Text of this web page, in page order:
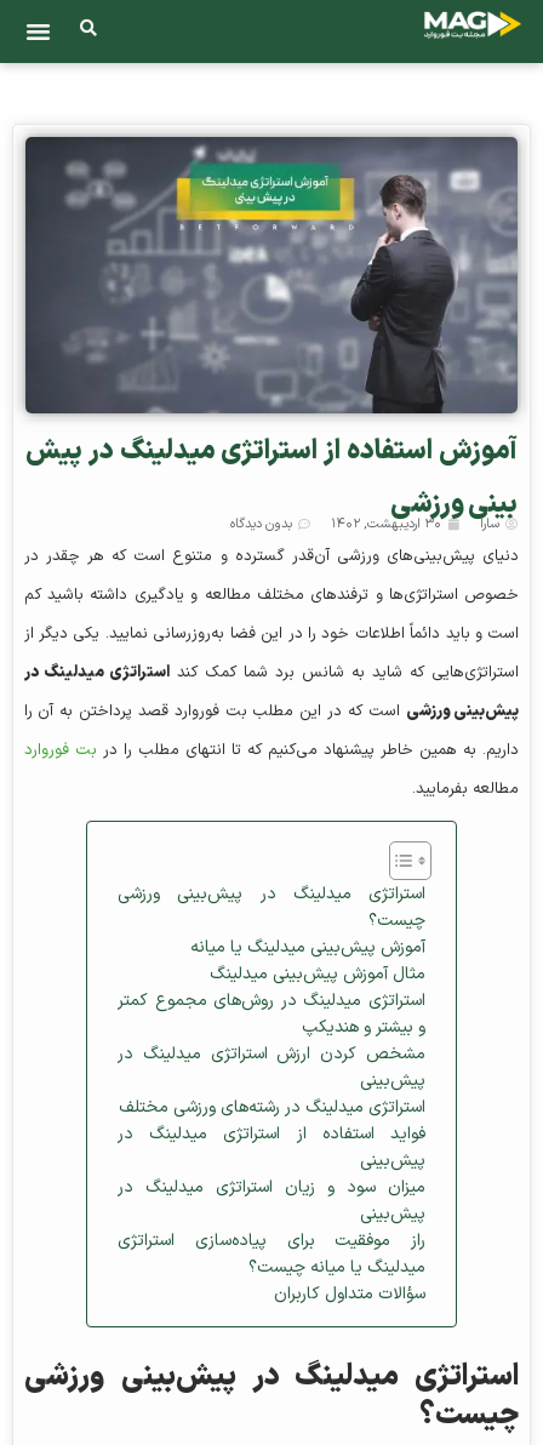
آموزش استفاده از استراتژی میدلینگ در پیش
بینی ورزشی
سارا ۳۰ اردیبهشت, ۱۴۰۲ بدون دیدگاه
دنیای پیش‌بینی‌های ورزشی آن‌قدر گسترده و متنوع است که هر چقدر در
خصوص استراتژی‌ها و ترفندهای مختلف مطالعه و یادگیری داشته باشید کم
است و باید دائماً اطلاعات خود را در این فضا به‌روزرسانی نمایید. یکی دیگر از
استراتژی‌هایی که شاید به شانس برد شما کمک کنداستراتژی میدلینگ در
پیش‌بینی ورزشی است که در این مطلب بت فوروارد قصد پرداختن به آن را
داریم. به همین خاطر پیشنهاد می‌کنیم که تا انتهای مطلب را در بت فوروارد
مطالعه بفرمایید.
استراتژی میدلینگ در پیش‌بینی ورزشی
چیست؟
آموزش پیش‌بینی میدلینگ یا میانه
مثال آموزش پیش‌بینی میدلینگ
استراتژی میدلینگ در روش‌های مجموع کمتر
و بیشتر و هندیکپ
مشخص کردن ارزش استراتژی میدلینگ در
پیش‌بینی
استراتژی میدلینگ در رشته‌های ورزشی مختلف
فواید استفاده از استراتژی میدلینگ در
پیش‌بینی
میزان سود و زیان استراتژی میدلینگ در
پیش‌بینی
راز موفقیت برای پیاده‌سازی استراتژی
میدلینگ یا میانه چیست؟
سؤالات متداول کاربران
استراتژی میدلینگ در پیش‌بینی ورزشی
چیست؟